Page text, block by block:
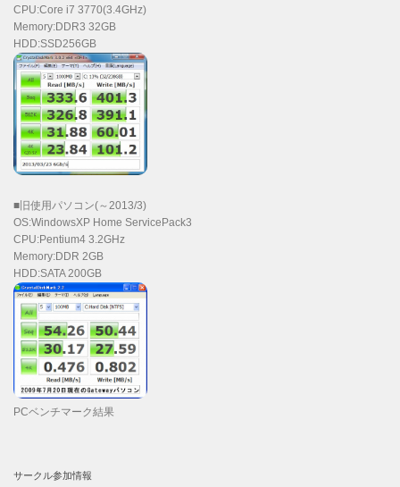
CPU:Core i7 3770(3.4GHz)
Memory:DDR3 32GB
HDD:SSD256GB
■旧使用パソコン(～2013/3)
OS:WindowsXP Home ServicePack3
CPU:Pentium4 3.2GHz
Memory:DDR 2GB
HDD:SATA 200GB
PCベンチマーク結果
サークル参加情報